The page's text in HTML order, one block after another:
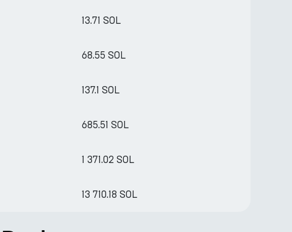
13.71 SOL
68.55 SOL
137.1 SOL
685.51 SOL
1 371.02 SOL
13 710.18 SOL